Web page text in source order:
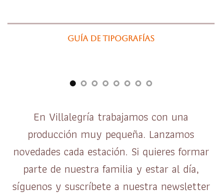
Guía de tipografías
En Villalegría trabajamos con una
producción muy pequeña. Lanzamos
novedades cada estación. Si quieres formar
parte de nuestra familia y estar al día,
síguenos y suscríbete a nuestra newsletter